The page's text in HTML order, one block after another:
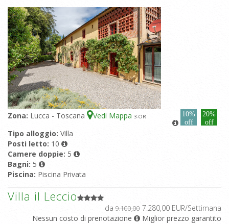
Zona: Lucca - Toscana Vedi Mappa 3-OR
10%
off
20%
off
Tipo alloggio: Villa
Posti letto: 10
Camere doppie: 5
Bagni: 5
Piscina: Piscina Privata
Villa il Leccio
da 9.100,00 7.280,00 EUR/Settimana
Nessun costo di prenotazione
Miglior prezzo garantito